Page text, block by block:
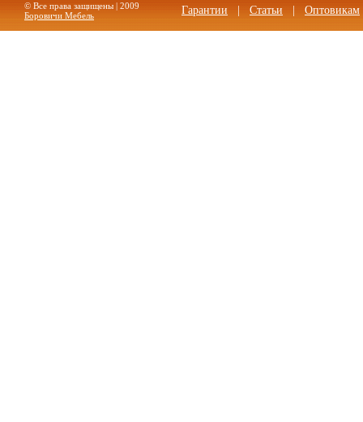
© Все права защищены | 2009
Боровичи Мебель
Гарантии Статьи Оптовикам